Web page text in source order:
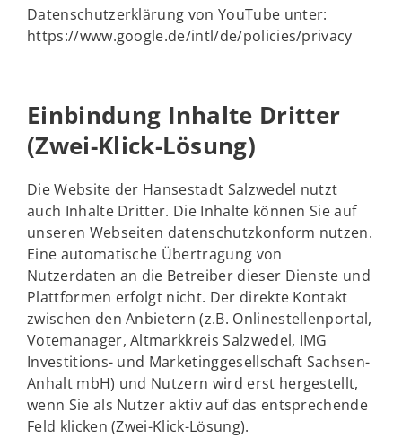
Datenschutzerklärung von YouTube unter:
https://www.google.de/intl/de/policies/privacy
Einbindung Inhalte Dritter
(Zwei-Klick-Lösung)
Die Website der Hansestadt Salzwedel nutzt
auch Inhalte Dritter. Die Inhalte können Sie auf
unseren Webseiten datenschutzkonform nutzen.
Eine automatische Übertragung von
Nutzerdaten an die Betreiber dieser Dienste und
Plattformen erfolgt nicht. Der direkte Kontakt
zwischen den Anbietern (z.B. Onlinestellenportal,
Votemanager, Altmarkkreis Salzwedel, IMG
Investitions- und Marketinggesellschaft Sachsen-
Anhalt mbH) und Nutzern wird erst hergestellt,
wenn Sie als Nutzer aktiv auf das entsprechende
Feld klicken (Zwei-Klick-Lösung).